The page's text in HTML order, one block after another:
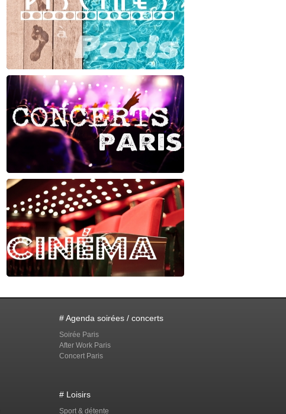
# Agenda soirées / concerts
Soirée Paris
After Work Paris
Concert Paris
# Loisirs
Sport & détente